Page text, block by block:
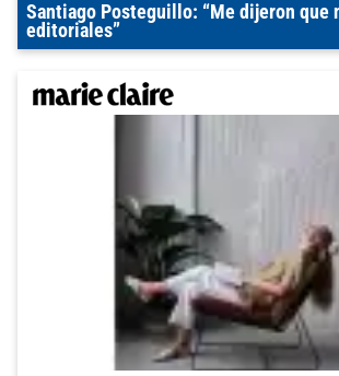
Santiago Posteguillo: “Me dijeron que
editoriales”